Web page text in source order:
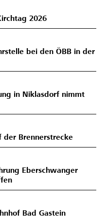
2026
bei den ÖBB in der
in Niklasdorf nimmt
der Brennerstrecke
Eberschwanger
Bad Gastein